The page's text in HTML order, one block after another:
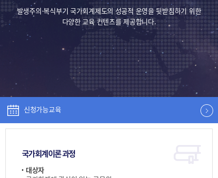
발생주의·복식부기 국가회계제도의 성공적 운영을 뒷받침하기 위한
다양한 교육 컨텐츠를 제공합니다.
신청가능교육
국가회계이론 과정
대상자